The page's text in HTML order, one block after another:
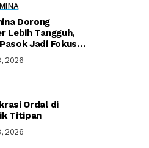
Dorong
Lebih Tangguh,
Jadi Fokus
2026
Ordal di
Titipan
2026